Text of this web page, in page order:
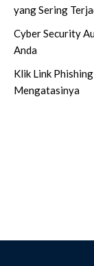
yang Sering
Cyber Security
Anda
Klik Link
Mengatasinya